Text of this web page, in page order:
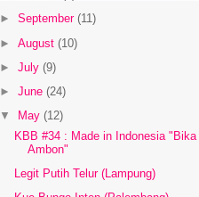
►September(11)
►August(10)
►July(9)
►June(24)
▼
May(12)
KBB #34 : Made in Indonesia "Bika
Ambon"
Legit Putih Telur (Lampung)